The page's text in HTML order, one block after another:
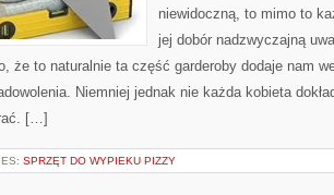
niewidoczną, to mimo to
jej dobór nadzwyczajną
że to naturalnie ta część garderoby dodaje nam
Niemniej jednak nie każda kobieta
[…]
SPRZĘT DO WYPIEKU PIZZY